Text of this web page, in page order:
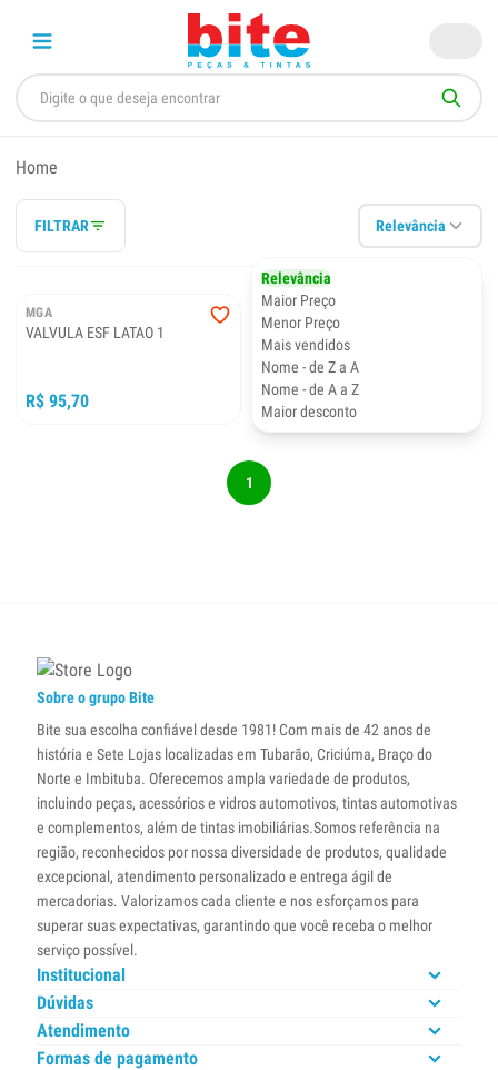
Home
FILTRAR Relevância
Relevância
Maior Preço
Menor Preço
Mais vendidos
Nome - de Z a A
Nome - de A a Z
Maior desconto
MGA
VALVULA ESF LATAO 1
R$ 95,70
1
Sobre o grupo Bite
Bite sua escolha confiável desde 1981! Com mais de 42 anos de
história e Sete Lojas localizadas em Tubarão, Criciúma, Braço do
Norte e Imbituba. Oferecemos ampla variedade de produtos,
incluindo peças, acessórios e vidros automotivos, tintas automotivas
e complementos, além de tintas imobiliárias.Somos referência na
região, reconhecidos por nossa diversidade de produtos, qualidade
excepcional, atendimento personalizado e entrega ágil de
mercadorias. Valorizamos cada cliente e nos esforçamos para
superar suas expectativas, garantindo que você receba o melhor
serviço possível.
Institucional
Dúvidas
Atendimento
Formas de pagamento